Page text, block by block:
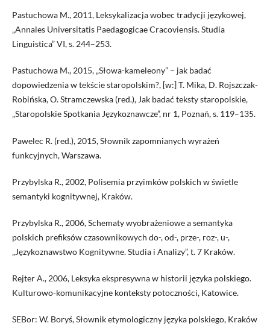
Pastuchowa M., 2011, Leksykalizacja wobec tradycji językowej,
„Annales Universitatis Paedagogicae Cracoviensis. Studia
Linguistica” VI, s. 244–253.
Pastuchowa M., 2015, „Słowa-kameleony” – jak badać
dopowiedzenia w tekście staropolskim?, [w:] T. Mika, D. Rojszczak-
Robińska, O. Stramczewska (red.), Jak badać teksty staropolskie,
„Staropolskie Spotkania Językoznawcze”, nr 1, Poznań, s. 119–135.
Pawelec R. (red.), 2015, Słownik zapomnianych wyrażeń
funkcyjnych, Warszawa.
Przybylska R., 2002, Polisemia przyimków polskich w świetle
semantyki kognitywnej, Kraków.
Przybylska R., 2006, Schematy wyobrażeniowe a semantyka
polskich prefiksów czasownikowych do-, od-, prze-, roz-, u-,
„Językoznawstwo Kognitywne. Studia i Analizy”, t. 7 Kraków.
Rejter A., 2006, Leksyka ekspresywna w historii języka polskiego.
Kulturowo-komunikacyjne konteksty potoczności, Katowice.
SEBor: W. Boryś, Słownik etymologiczny języka polskiego, Kraków